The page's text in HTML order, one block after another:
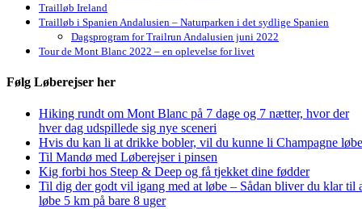
Trailløb Ireland
Trailløb i Spanien Andalusien – Naturparken i det sydlige Spanien
Dagsprogram for Trailrun Andalusien juni 2022
Tour de Mont Blanc 2022 – en oplevelse for livet
Følg Løberejser her
Hiking rundt om Mont Blanc på 7 dage og 7 nætter, hvor der
hver dag udspillede sig nye sceneri
Hvis du kan li at drikke bobler, vil du kunne li Champagne
Til Mandø med Løberejser i pinsen
Kig forbi hos Steep & Deep og få tjekket dine fødder
Til dig der godt vil igang med at løbe – Sådan bliver du klar til
løbe 5 km på bare 8 uger